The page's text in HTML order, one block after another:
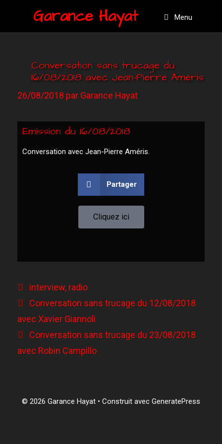
Garance Hayat Menu
Conversation sans trucage du
16/08/2018 avec Jean-Pierre Améris
26/08/2018 par Garance Hayat
Emission du 16/08/2018
Conversation avec Jean-Pierre Améris.
Partager
Cliquez ici
interview, radio
Conversation sans trucage du 12/08/2018
avec Xavier Giannoli
Conversation sans trucage du 23/08/2018
avec Robin Campillo
© 2026 Garance Hayat • Construit avec GeneratePress